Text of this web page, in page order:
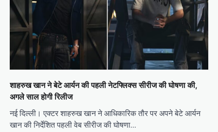
शाहरुख खान ने बेटे आर्यन की पहली नेटफ्लिक्स सीरीज की घोषणा की,
अगले साल होगी रिलीज
नई दिल्ली। एक्टर शाहरुख खान ने आधिकारिक तौर पर अपने बेटे आर्यन
खान की निर्देशित पहली वेब सीरीज की घोषणा…